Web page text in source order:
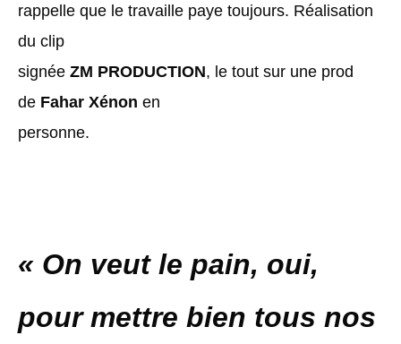
rappelle que le travaille paye toujours. Réalisation
du clip
signée ZM PRODUCTION, le tout sur une prod
de Fahar Xénon en
personne.
« On veut le pain, oui,
pour mettre bien tous nos